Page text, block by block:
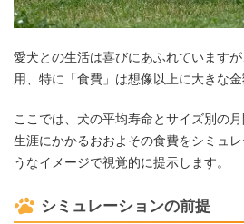
愛犬との生活は喜びにあふれています
用、特に「食費」は想像以上に大きな金
ここでは、犬の平均寿命とサイズ別の月
生涯にかかるおおよその食費をシミュ
うなイメージで視覚的に提示します。
シミュレーションの前提